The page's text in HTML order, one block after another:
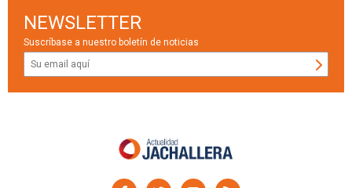
NEWSLETTER
Suscríbase a nuestro boletín de noticias